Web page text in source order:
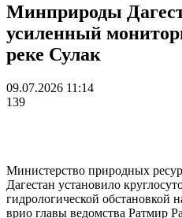
Минприроды
усиленный
реке Сулак
09.07.2026 11:14
139
Министерство природных
Дагестан установило
гидрологической обстановкой
врио главы ведомства Ратмир